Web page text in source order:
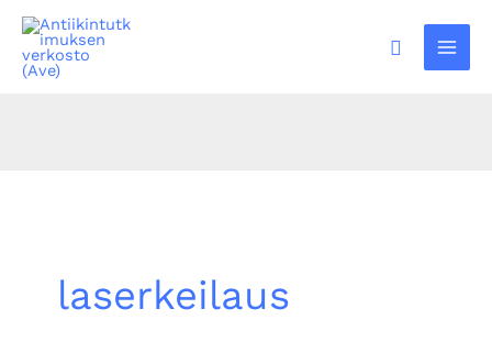
Siirry
sisältöön
Hae
laserkeilaus